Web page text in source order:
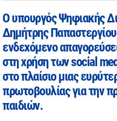
Ο υπουργός Ψηφιακής
Δημήτρης
ενδεχόμενο
στη χρήση των social
στο πλαίσιο μιας
πρωτοβουλίας για την
παιδιών.